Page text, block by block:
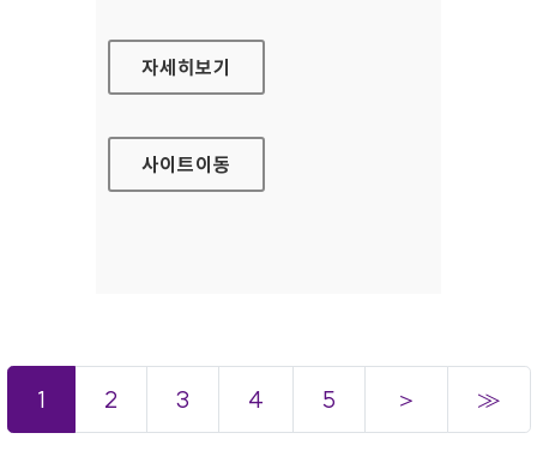
여신금융협회 소비자지원센터
자세히보기
사이트이동
1 2 3 4 5 ＞ ≫